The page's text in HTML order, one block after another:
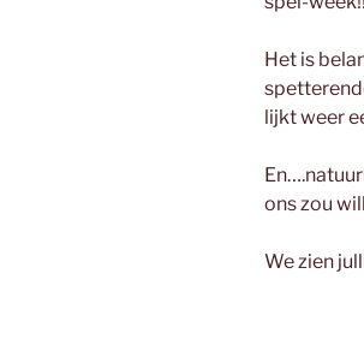
Het is
lijkt weer
ons zou
We zien